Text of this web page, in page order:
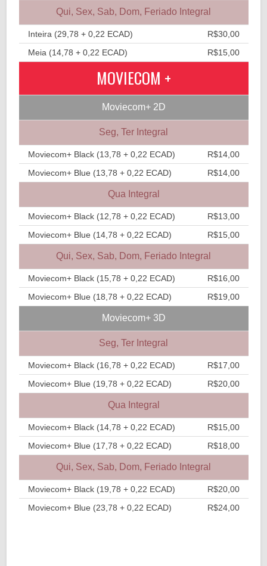
Qui, Sex, Sab, Dom, Feriado Integral
Inteira (29,78 + 0,22 ECAD)
R$30,00
Meia (14,78 + 0,22 ECAD)
R$15,00
MOVIECOM +
Moviecom+ 2D
Seg, Ter Integral
Moviecom+ Black (13,78 + 0,22 ECAD)
R$14,00
Moviecom+ Blue (13,78 + 0,22 ECAD)
R$14,00
Qua Integral
Moviecom+ Black (12,78 + 0,22 ECAD)
R$13,00
Moviecom+ Blue (14,78 + 0,22 ECAD)
R$15,00
Qui, Sex, Sab, Dom, Feriado Integral
Moviecom+ Black (15,78 + 0,22 ECAD)
R$16,00
Moviecom+ Blue (18,78 + 0,22 ECAD)
R$19,00
Moviecom+ 3D
Seg, Ter Integral
Moviecom+ Black (16,78 + 0,22 ECAD)
R$17,00
Moviecom+ Blue (19,78 + 0,22 ECAD)
R$20,00
Qua Integral
Moviecom+ Black (14,78 + 0,22 ECAD)
R$15,00
Moviecom+ Blue (17,78 + 0,22 ECAD)
R$18,00
Qui, Sex, Sab, Dom, Feriado Integral
Moviecom+ Black (19,78 + 0,22 ECAD)
R$20,00
Moviecom+ Blue (23,78 + 0,22 ECAD)
R$24,00